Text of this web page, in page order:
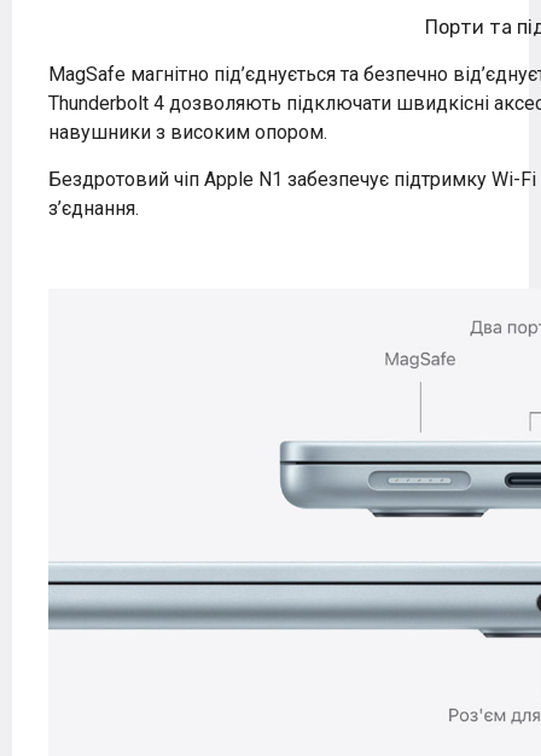
Порти та
MagSafe магнітно під’єднується та безпечно
Thunderbolt 4 дозволяють підключати швидкісні
навушники з високим опором.
Бездротовий чіп Apple N1 забезпечує підтримку Wi-
з’єднання.